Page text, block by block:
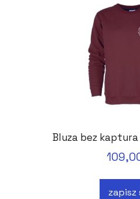
Bluza bez kaptura
zapisz